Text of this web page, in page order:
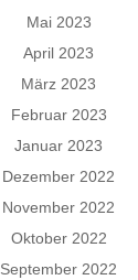
Mai 2023
April 2023
März 2023
Februar 2023
Januar 2023
Dezember 2022
November 2022
Oktober 2022
September 2022